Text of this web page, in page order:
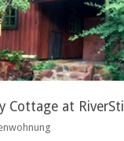
Cottage at RiverStill